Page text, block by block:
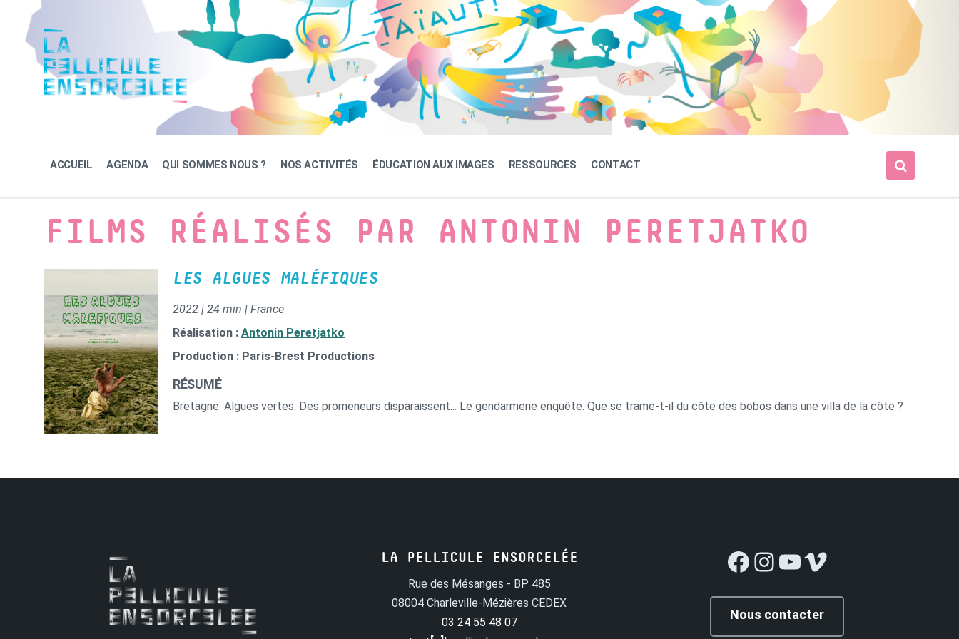
content
navigation
footer
ACCUEIL AGENDA QUI SOMMES NOUS ? NOS ACTIVITÉS ÉDUCATION AUX IMAGES RESSOURCES CONTACT
FILMS RÉALISÉS PAR ANTONIN PERETJATKO
LES ALGUES MALÉFIQUES
2022 | 24 min | France
Réalisation : Antonin Peretjatko
Production : Paris-Brest Productions
RÉSUMÉ
Bretagne. Algues vertes. Des promeneurs disparaissent... Le gendarmerie enquête. Que se trame-t-il du côte des bobos dans une villa de la côte ?
LA PELLICULE ENSORCELÉE
Rue des Mésanges - BP 485
08004 Charleville-Mézières CEDEX
03 24 55 48 07
Facebook
Instagram
YouTube
Vimeo
Nous contacter